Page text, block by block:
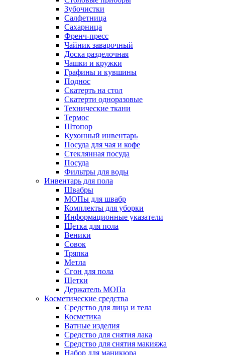
Зубочистки
Салфетница
Сахарница
Френч-пресс
Чайник заварочный
Доска разделочная
Чашки и кружки
Графины и кувшины
Поднос
Скатерть на стол
Скатерти одноразовые
Технические ткани
Термос
Штопор
Кухонный инвентарь
Посуда для чая и кофе
Стеклянная посуда
Посуда
Фильтры для воды
Инвентарь для пола
Швабры
МОПы для швабр
Комплекты для уборки
Информационные указатели
Щетка для пола
Веники
Совок
Тряпка
Метла
Сгон для пола
Щетки
Держатель МОПа
Косметические средства
Средство для лица и тела
Косметика
Ватные изделия
Средство для снятия лака
Средство для снятия макияжа
Набор для маникюра